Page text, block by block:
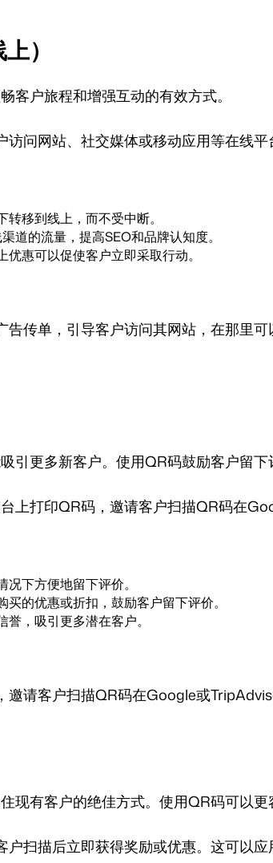
）
客户旅程和增强互动的有效方式。
问网站、社交媒体或移动应用等在线
移到线上，而不受中断。
道的流量，提高SEO和品牌认知度。
优惠可以促使客户立即采取行动。
传单，引导客户访问其网站，在那里
引更多新客户。使用QR码鼓励客户留下
上打印QR码，邀请客户扫描QR码在
下方便地留下评价。
的优惠或折扣，鼓励客户留下评价。
誉，吸引更多潜在客户。
请客户扫描QR码在Google或
现有客户的绝佳方式。使用QR码可以更
扫描后立即获得奖励或优惠。这可以应